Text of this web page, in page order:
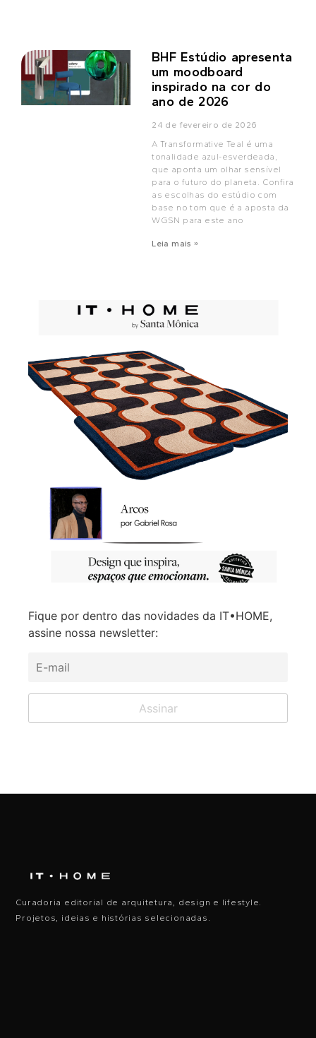
BHF Estúdio apresenta
um moodboard
inspirado na cor do
ano de 2026
24 de fevereiro de 2026
A Transformative Teal é uma
tonalidade azul-esverdeada,
que aponta um olhar sensível
para o futuro do planeta. Confira
as escolhas do estúdio com
base no tom que é a aposta da
WGSN para este ano
Leia mais »
Fique por dentro das novidades da IT•HOME,
assine nossa newsletter:
Curadoria editorial de arquitetura, design e lifestyle.
Projetos, ideias e histórias selecionadas.